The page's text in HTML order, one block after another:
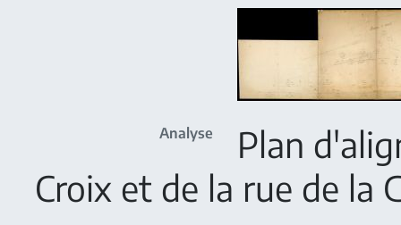
Analyse
Plan
Croix et de la rue de la